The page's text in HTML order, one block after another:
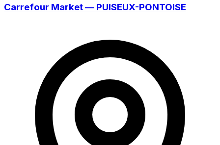
Carrefour Market — PUISEUX-PONTOISE